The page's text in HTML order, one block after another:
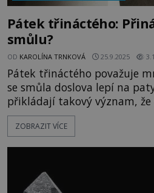
Pátek třináctého:
smůlu?
OD KAROLÍNA TRNKOVÁ 25.9.2025
Pátek třináctého považuje
se smůla doslova lepí na
přikládají takový význam,
nejenže neplánují nic
raději vezmou volno i v
dokonce pokoje s tímto
některé letecké společnosti
ZOBRAZIT VÍCE